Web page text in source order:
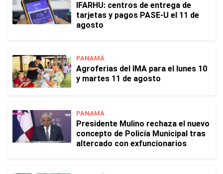
IFARHU: centros de entrega de
tarjetas y pagos PASE-U el 11 de
agosto
PANAMÁ
Agroferias del IMA para el lunes 10
y martes 11 de agosto
PANAMÁ
Presidente Mulino rechaza el nuevo
concepto de Policía Municipal tras
altercado con exfuncionarios